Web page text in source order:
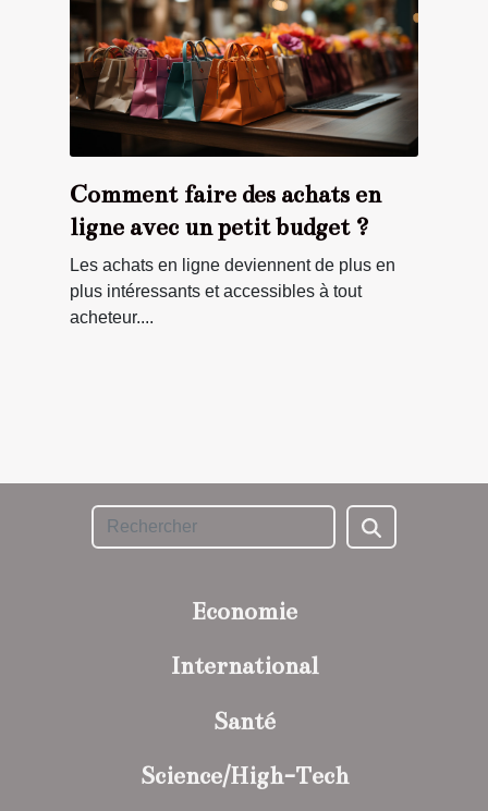
Comment faire des achats en
ligne avec un petit budget ?
Les achats en ligne deviennent de plus en
plus intéressants et accessibles à tout
acheteur....
Economie
International
Santé
Science/High-Tech